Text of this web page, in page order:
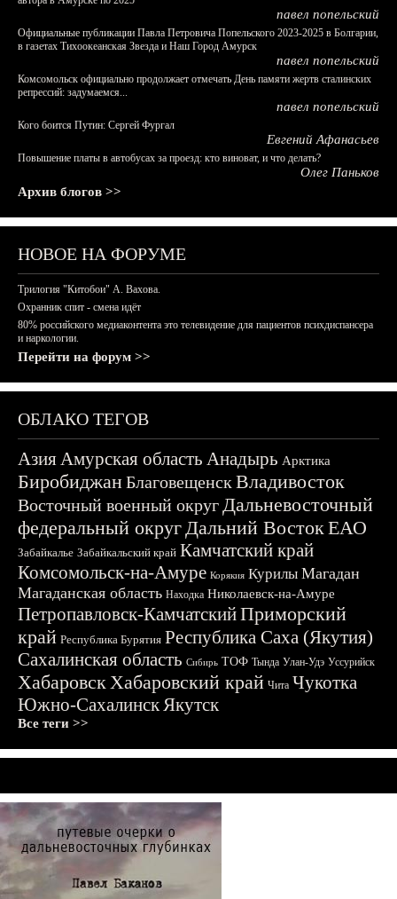
павел попельский
Официальные публикации Павла Петровича Попельского 2023-2025 в Болгарии,
в газетах Тихоокеанская Звезда и Наш Город Амурск
павел попельский
Комсомольск официально продолжает отмечать День памяти жертв сталинских
репрессий: задумаемся...
павел попельский
Кого боится Путин: Сергей Фургал
Евгений Афанасьев
Повышение платы в автобусах за проезд: кто виноват, и что делать?
Олег Паньков
Архив блогов >>
НОВОЕ НА ФОРУМЕ
Трилогия "Китобои" А. Вахова.
Охранник спит - смена идёт
80% российского медиаконтента это телевидение для пациентов психдиспансера
и наркологии.
Перейти на форум >>
ОБЛАКО ТЕГОВ
АзияАмурская область Анадырь Арктика
БиробиджанБлаговещенскВладивосток
Восточный военный округДальневосточный
федеральный округДальний ВостокЕАО
Забайкалье Забайкальский край Камчатский край
Комсомольск-на-Амуре Корякия Курилы Магадан
Магаданская область Находка Николаевск-на-Амуре
Петропавловск-КамчатскийПриморский
край Республика Бурятия Республика Саха (Якутия)
Сахалинская область Сибирь ТОФ Тында Улан-Удэ Уссурийск
ХабаровскХабаровский край Чита Чукотка
Южно-СахалинскЯкутск
Все теги >>